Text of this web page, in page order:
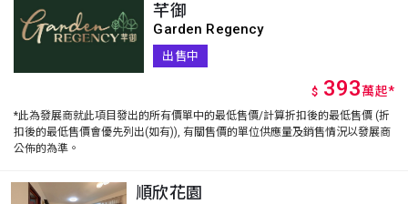
芊御
Garden Regency
出售中
$ 393萬起*
*此為發展商就此項目發出的所有價單中的最低售價/計算折扣後的最低售價 (折
扣後的最低售價會優先列出(如有)), 有關售價的單位供應量及銷售情況以發展商
公佈的為準。
順欣花園